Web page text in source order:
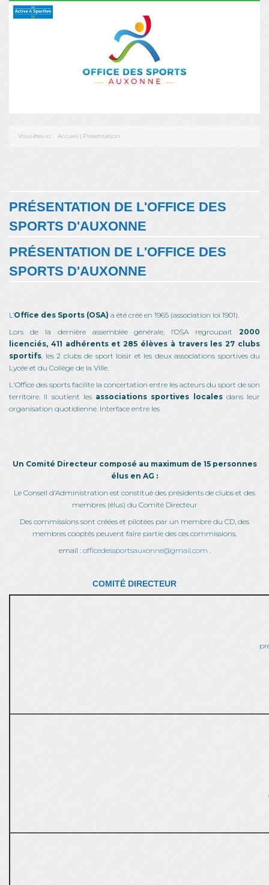
Vous êtes ici : Accueil | Présentation
PRÉSENTATION DE L'OFFICE DES
SPORTS D'AUXONNE
PRÉSENTATION DE L'OFFICE DES
SPORTS D'AUXONNE
L’Office des Sports (OSA) a été créé en 1965 (association loi 1901).
Lors de la dernière assemblée générale, l’OSA regroupait 2000
licenciés, 411 adhérents et 285 élèves à travers les 27 clubs
sportifs , les 2 clubs de sport loisir et les deux associations sportives du
Lycée et du Collège de la Ville.
L'Office des sports facilite la concertation entre les acteurs du sport de son
territoire. Il soutient les associations sportives localesdans leur
organisation quotidienne. Interface entre les
Un Comité Directeur composé au maximum de 15 personnes
élus en AG :
Le Conseil d’Administration est constitué des présidents de clubs et des
membres (élus) du Comité Directeur
Des commissions sont créées et pilotées par un membre du CD, des
membres cooptés peuvent faire partie des ces commissions.
email : officedessportsauxonne@gmail.com
COMITÉ DIRECTEUR